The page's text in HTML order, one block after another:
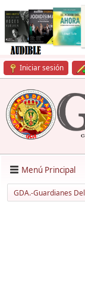
Iniciar sesión
Menú Principal
GDA.-Guardianes